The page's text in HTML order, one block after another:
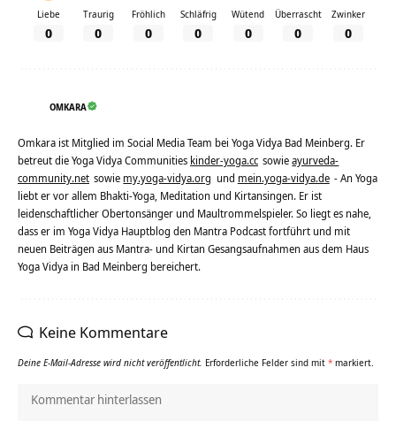
Liebe
0
Traurig
0
Fröhlich
0
Schläfrig
0
Wütend
0
Überrascht
0
Zwinker
0
OMKARA
Omkara ist Mitglied im Social Media Team bei Yoga Vidya Bad Meinberg. Er
betreut die Yoga Vidya Communities kinder-yoga.cc sowieayurveda-
community.net sowie my.yoga-vidya.org und mein.yoga-vidya.de - An Yoga
liebt er vor allem Bhakti-Yoga, Meditation und Kirtansingen. Er ist
leidenschaftlicher Obertonsänger und Maultrommelspieler. So liegt es nahe,
dass er im Yoga Vidya Hauptblog den Mantra Podcast fortführt und mit
neuen Beiträgen aus Mantra- und Kirtan Gesangsaufnahmen aus dem Haus
Yoga Vidya in Bad Meinberg bereichert.
Keine Kommentare
Deine E-Mail-Adresse wird nicht veröffentlicht. Erforderliche Felder sind mit * markiert.